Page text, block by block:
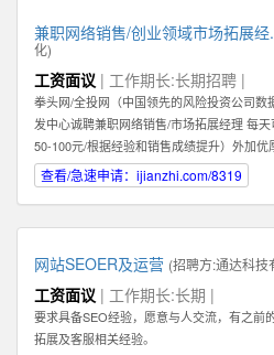
兼职网络销售/创业领域市场拓展
化)
工资面议 | 工作期长:长期招聘 |
拳头网/全投网（中国领先的风险投资公司
发中心诚聘兼职网络销售/市场拓展经理 每
50-100元/根据经验和销售成绩提升）外加
午，或晚上工作。 办公地点：高区火炬路
室（近山东大学） 1：你必须热爱销售！必
而不是只为了眼前的蝇头小利而失去客户对
立长期关系的员工，因此我们希望你也能长
司是一个非常大的平台--我们在北京，深圳
给你很好的施展空间，因此我们需要你能长
备一种素质。那就是会坚持，坚持，坚持，
系是长期的，所以为了建立这种长期稳定的
查看/急速申请：ijianzhi.com/8319
网站SEOER及运营 (招聘方:通达科技
工资面议 | 工作期长:长期 |
要求具备SEO经验，愿意与人交流，有之前
拓展及客服相关经验。